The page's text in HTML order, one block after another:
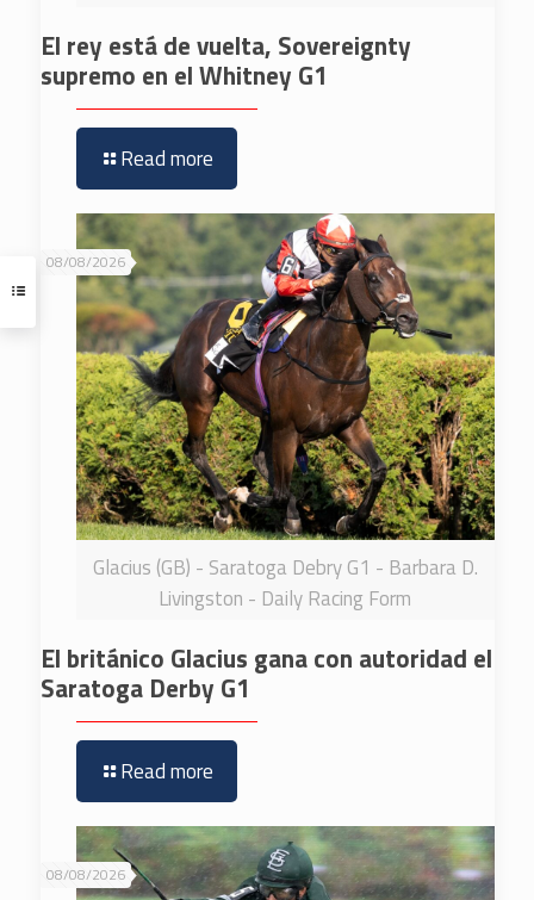
El rey está de vuelta, Sovereignty
supremo en el Whitney G1
Read more
Glacius (GB) - Saratoga Debry G1 - Barbara D.
Livingston - Daily Racing Form
08/08/2026
El británico Glacius gana con autoridad el
Saratoga Derby G1
Read more
08/08/2026